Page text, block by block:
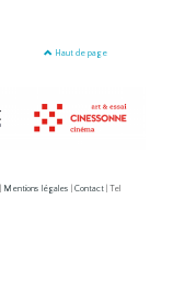
Haut de page
Mentions légales Contact | Tel